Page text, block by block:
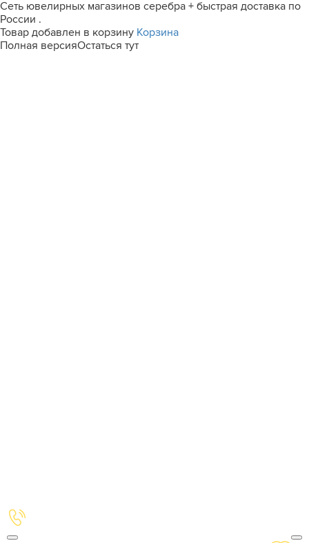
Сеть ювелирных магазинов серебра + быстрая доставка по
России .
Товар добавлен в корзину Корзина
Полная версияОстаться тут